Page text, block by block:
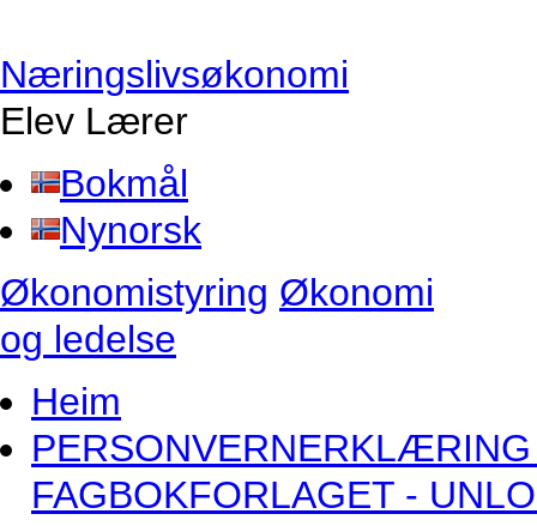
Næringslivsøkonomi
Elev Lærer
Bokmål
Nynorsk
Økonomistyring Økonomi
og ledelse
Heim
FAGBOKFORLAGET -